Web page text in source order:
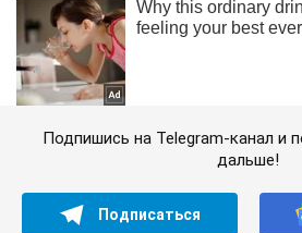
Подпишись на Telegram-канал и
дальше!
Подписаться